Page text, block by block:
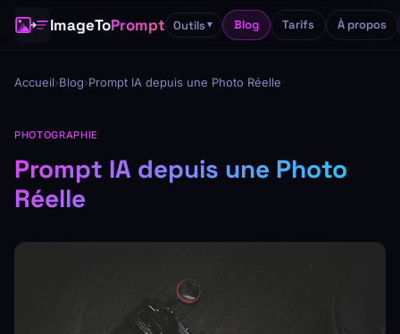
ImageToPrompt Outils▼ Blog Tarifs À propos
Accueil›Blog›Prompt IA depuis une Photo Réelle
PHOTOGRAPHIE
Prompt IA depuis une Photo
Réelle